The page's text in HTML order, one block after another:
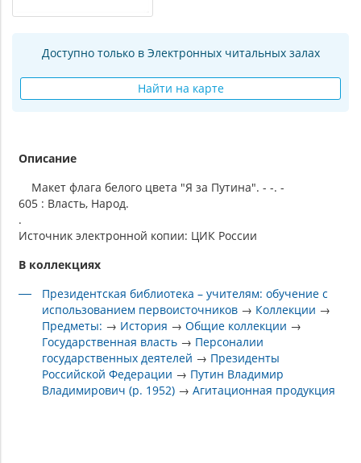
Доступно только в Электронных читальных залах
Найти на карте
Описание
Макет флага белого цвета "Я за Путина". - -. -
605 : Власть, Народ.
.
Источник электронной копии: ЦИК России
В коллекциях
Президентская библиотека – учителям: обучение с
использованием первоисточников → Коллекции →
Предметы: → История →Общие коллекции →
Государственная власть → Персоналии
государственных деятелей → Президенты
Российской Федерации → Путин Владимир
Владимирович (р. 1952) →Агитационная продукция